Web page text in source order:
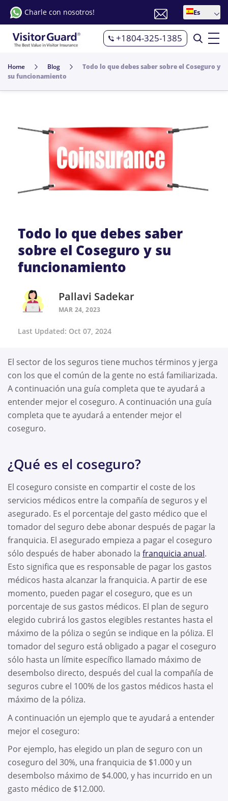
Charle con nosotros! Es
+1804-325-1385
Home Blog
Todo lo que debes saber sobre el Coseguro y
su funcionamiento
Todo lo que debes saber
sobre el Coseguro y su
funcionamiento
Pallavi Sadekar
MAR 24, 2023
Last Updated: Oct 07, 2024
El sector de los seguros tiene muchos términos y jerga
con los que el común de la gente no está familiarizada.
A continuación una guía completa que te ayudará a
entender mejor el coseguro. A continuación una guía
completa que te ayudará a entender mejor el
coseguro.
¿Qué es el coseguro?
El coseguro consiste en compartir el coste de los
servicios médicos entre la compañía de seguros y el
asegurado. Es el porcentaje del gasto médico que el
tomador del seguro debe abonar después de pagar la
franquicia. El asegurado empieza a pagar el coseguro
sólo después de haber abonado la franquicia anual.
Esto significa que es responsable de pagar los gastos
médicos hasta alcanzar la franquicia. A partir de ese
momento, pueden pagar el coseguro, que es un
porcentaje de sus gastos médicos. El plan de seguro
elegido cubrirá los gastos elegibles restantes hasta el
máximo de la póliza o según se indique en la póliza. El
tomador del seguro está obligado a pagar el coseguro
sólo hasta un límite específico llamado máximo de
desembolso directo, después del cual la compañía de
seguros cubre el 100% de los gastos médicos hasta el
máximo de la póliza.
A continuación un ejemplo que te ayudará a entender
mejor el coseguro:
Por ejemplo, has elegido un plan de seguro con un
coseguro del 30%, una franquicia de $1.000 y un
desembolso máximo de $4.000, y has incurrido en un
gasto médico de $12.000.